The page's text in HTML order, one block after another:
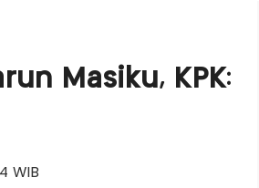
Masiku, KPK:
WIB